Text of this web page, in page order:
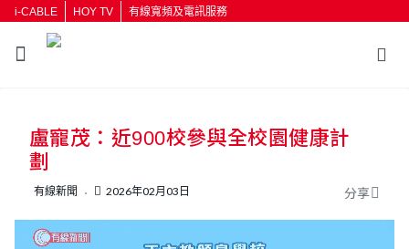
i-CABLE HOY TV 有線寬頻及電訊服務
按輸入鍵開始搜尋
盧寵茂：近900校參與全校園健康計
劃
有線新聞 2026年02月03日 分享